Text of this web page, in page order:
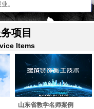
。
项目
Items
山东省教学名师案例